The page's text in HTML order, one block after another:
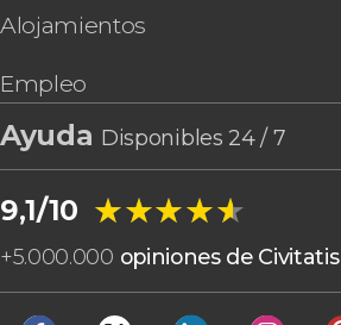
Alojamientos
Empleo
Ayuda Disponibles 24 / 7
9,1/10 ★★★★★
★★★★★
+5.000.000 opiniones de Civitatis